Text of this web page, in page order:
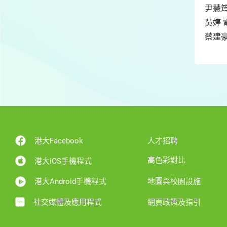
尹慧
吳婷
蔡建
港大Facebook
港大iOS手機程式
港大Android手機程式
社交媒體及應用程式
人才招聘
高色彩對比
地圖與校園設施
網頁政策及指引